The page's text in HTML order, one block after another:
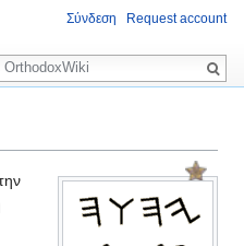
Σύνδεση Request account